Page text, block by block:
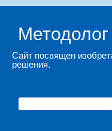
Методолог
Сайт посвящен
решения.
Форма
Поиск